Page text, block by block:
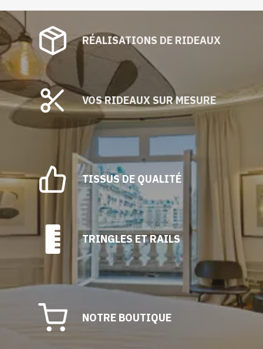
RÉALISATIONS DE RIDEAUX
VOS RIDEAUX SUR MESURE
TISSUS DE QUALITÉ
TRINGLES ET RAILS
NOTRE BOUTIQUE